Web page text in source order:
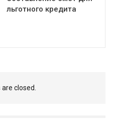
льготного кредита
closed.